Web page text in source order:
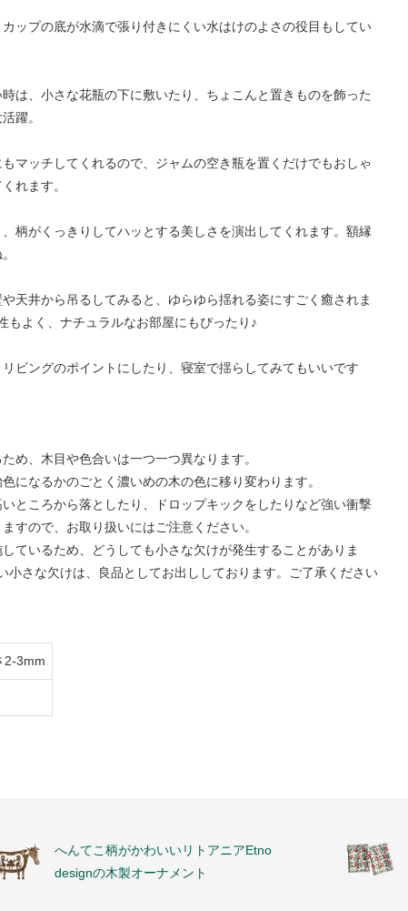
ップの底が水滴で張り付きにくい水はけのよさの役目もしてい
は、小さな花瓶の下に敷いたり、ちょこんと置きものを飾った
躍。
マッチしてくれるので、ジャムの空き瓶を置くだけでもおしゃ
れます。
柄がくっきりしてハッとする美しさを演出してくれます。額縁
天井から吊るしてみると、ゆらゆら揺れる姿にすごく癒されま
もよく、ナチュラルなお部屋にもぴったり♪
ビングのポイントにしたり、寝室で揺らしてみてもいいです
め、木目や色合いは一つ一つ異なります。
になるかのごとく濃いめの木の色に移り変わります。
ところから落としたり、ドロップキックをしたりなど強い衝撃
すので、お取り扱いにはご注意ください。
ているため、どうしても小さな欠けが発生することがありま
小さな欠けは、良品としてお出ししております。ご了承ください
2-3mm
へんてこ柄がかわいいリトアニアEtno
designの木製オーナメント